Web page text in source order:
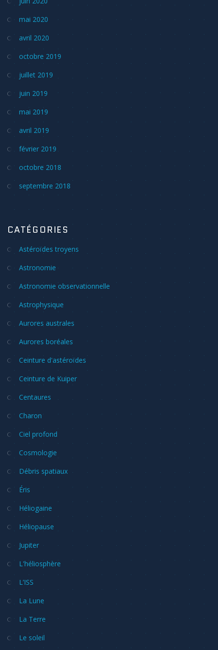
mai 2020
avril 2020
octobre 2019
juillet 2019
juin 2019
mai 2019
avril 2019
février 2019
octobre 2018
septembre 2018
CATÉGORIES
Astéroïdes troyens
Astronomie
Astronomie observationnelle
Astrophysique
Aurores australes
Aurores boréales
Ceinture d'astéroïdes
Ceinture de Kuiper
Centaures
Charon
Ciel profond
Cosmologie
Débris spatiaux
Éris
Héliogaine
Héliopause
Jupiter
L'héliosphère
L’ISS
La Lune
La Terre
Le soleil